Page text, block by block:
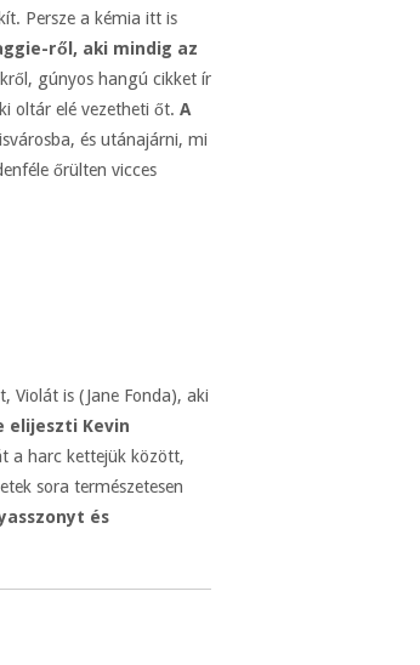
Persze a kémia itt is
ről, aki mindig az
gúnyos hangú cikket ír
oltár elé vezetheti őt. A
és utánajárni, mi
őrülten vicces
Violát is (Jane Fonda), aki
elijeszti Kevin
a harc kettejük között,
sora természetesen
és